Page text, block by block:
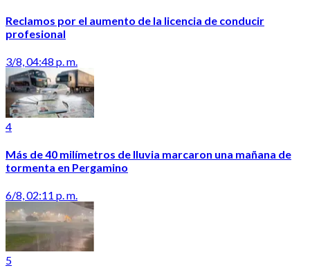
Reclamos por el aumento de la licencia de conducir
profesional
3/8, 04:48 p. m.
4
Más de 40 milímetros de lluvia marcaron una mañana de
tormenta en Pergamino
6/8, 02:11 p. m.
5